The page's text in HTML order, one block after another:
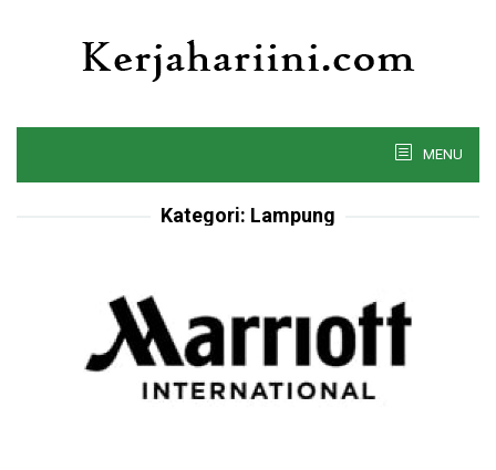
MENU
Kategori: Lampung